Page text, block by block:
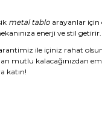
metal tabloarayanlar için
enerji ve stil getirir.
ile içiniz rahat
mutlu kalacağınızdan
katın!